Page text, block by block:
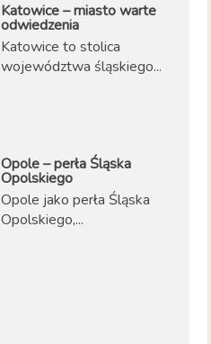
Katowice – miasto warte
odwiedzenia
Katowice to stolica
województwa śląskiego...
Opole – perła Śląska
Opolskiego
Opole jako perła Śląska
Opolskiego,...